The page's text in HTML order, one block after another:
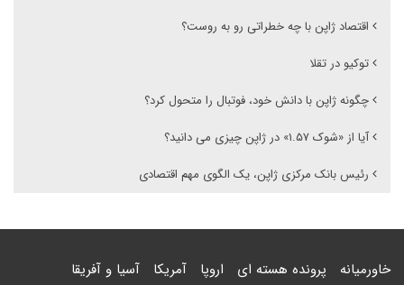
اقتصاد ژاپن با چه خطراتی رو به روست؟
توکیو در تقلا
چگونه ژاپن با دانش خود، فوتبال را متحول کرد؟
آیا از «شوک ۱.۵۷» در ژاپن چیزی می دانید؟
رئیس بانک مرکزی ژاپن، یک الگوی مهم اقتصادی
خاورمیانه پرونده هسته ای اروپا آمریکا آسیا و آفریقا